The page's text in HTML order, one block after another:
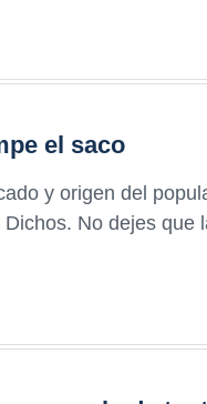
el saco
y origen del
No dejes que